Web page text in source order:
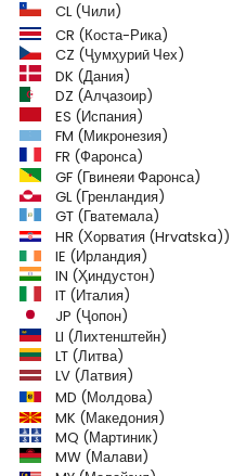
CL (Чили)
CR (Коста-Рика)
CZ (Ҷумҳуриӣ Чех)
DK (Дания)
DZ (Алҷазоир)
ES (Испания)
FM (Микронезия)
FR (Фаронса)
GF (Гвинеяи Фаронса)
GL (Гренландия)
GT (Гватемала)
HR (Хорватия (Hrvatska))
IE (Ирландия)
IN (Ҳиндустон)
IT (Италия)
JP (Ҷопон)
LI (Лихтенштейн)
LT (Литва)
LV (Латвия)
MD (Молдова)
MK (Македония)
MQ (Мартиник)
MW (Малави)